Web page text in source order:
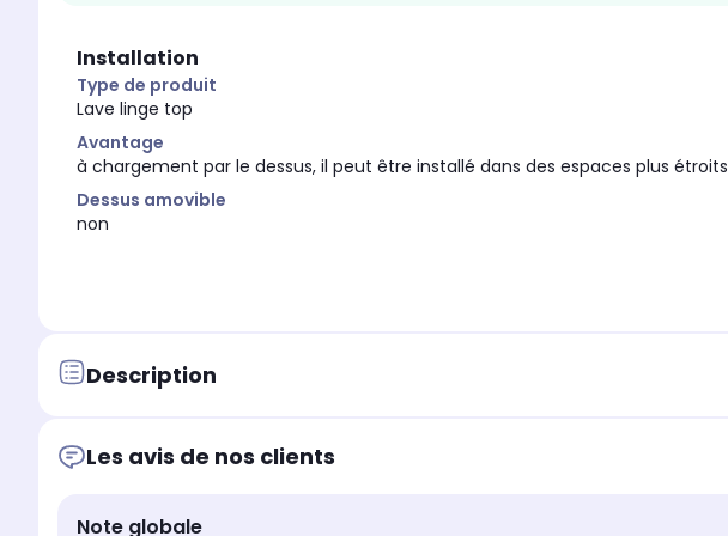
Installation
Type de produit
Lave linge top
Avantage
à chargement par le dessus, il peut être installé dans des espaces plus étroits
Dessus amovible
non
Description
Les avis de nos clients
Note globale